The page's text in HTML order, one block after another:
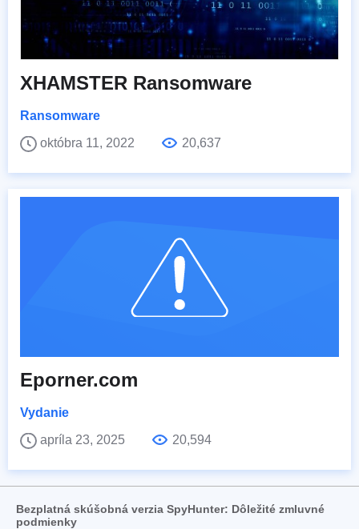
XHAMSTER Ransomware
Ransomware
októbra 11, 2022
20,637
Eporner.com
Vydanie
apríla 23, 2025
20,594
Bezplatná skúšobná verzia SpyHunter: Dôležité zmluvné
podmienky